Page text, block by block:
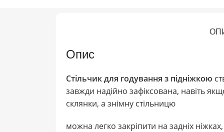
Опис
Стільчик для годування з підніжкою
завжди надійно зафіксована, навіть
склянки, а знімну стільницю
можна легко закріпити на задніх